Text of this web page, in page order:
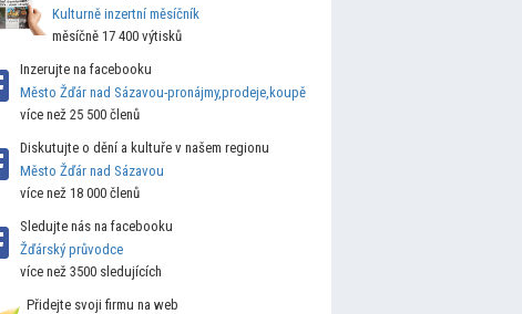
Kulturně inzertní měsíčník
měsíčně 17 400 výtisků
Inzerujte na facebooku
Město Žďár nad Sázavou-pronájmy,prodeje,koupě
více než 25 500 členů
Diskutujte o dění a kultuře v našem regionu
Město Žďár nad Sázavou
více než 18 000 členů
Sledujte nás na facebooku
Žďárský průvodce
více než 3500 sledujících
Přidejte svoji firmu na web